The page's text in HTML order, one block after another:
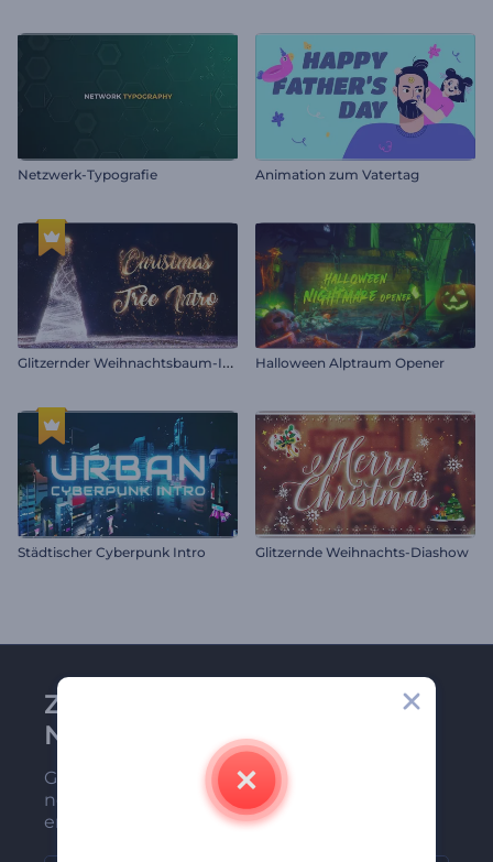
Netzwerk-Typografie Animation zum Vatertag
G
litzernder Weihnachtsbaum-Intro Halloween Alptraum Opener
Städtischer Cyberpunk Intro Glitzernde Weihnachts-Diashow
Zu Renderforest-
Newsletter anmelden
Gehören Sie zu den Ersten, die unsere
neuesten Nachrichten und Angebote
erhalten